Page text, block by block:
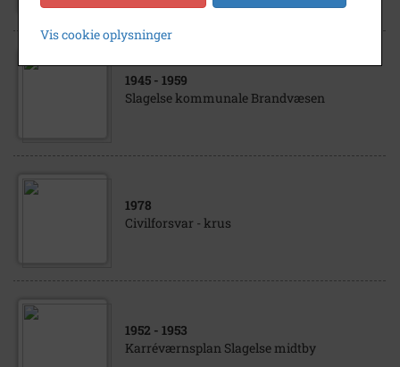
1945 - 1959
Slagelse kommunale Brandvæsen
1978
Civilforsvar - krus
1952 - 1953
Karréværnsplan Slagelse midtby
Vis cookie oplysninger